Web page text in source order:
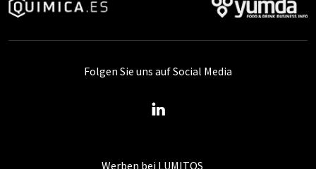
Werben bei LUMITOS
Folgen Sie uns auf Social Media